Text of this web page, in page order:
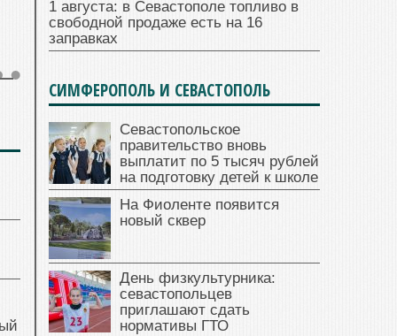
1 августа: в Севастополе топливо в
свободной продаже есть на 16
заправках
СИМФЕРОПОЛЬ И СЕВАСТОПОЛЬ
Севастопольское
правительство вновь
выплатит по 5 тысяч рублей
на подготовку детей к школе
На Фиоленте появится
новый сквер
День физкультурника:
севастопольцев
приглашают сдать
нормативы ГТО